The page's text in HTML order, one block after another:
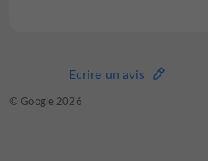
Ecrire un avis
© Google 2026